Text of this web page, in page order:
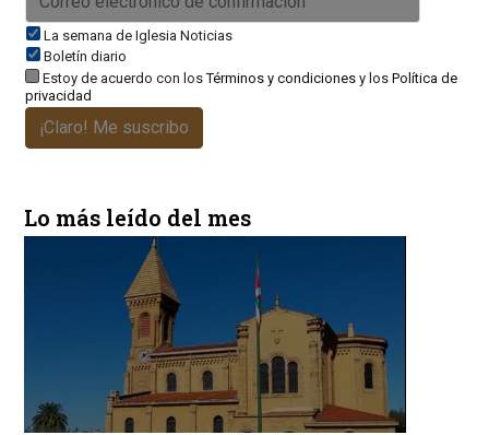
La semana de Iglesia Noticias
Boletín diario
Estoy de acuerdo con losTérminos y condicionesy los Política de
privacidad
¡Claro! Me suscribo
Lo más leído del mes